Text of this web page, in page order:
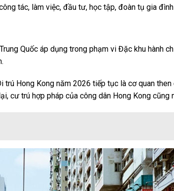
tác, làm việc, đầu tư, học tập, đoàn tụ gia đình
Quốc áp dụng trong phạm vi Đặc khu hành
Hong Kong năm 2026 tiếp tục là cơ quan
cư trú hợp pháp của công dân Hong Kong cũng